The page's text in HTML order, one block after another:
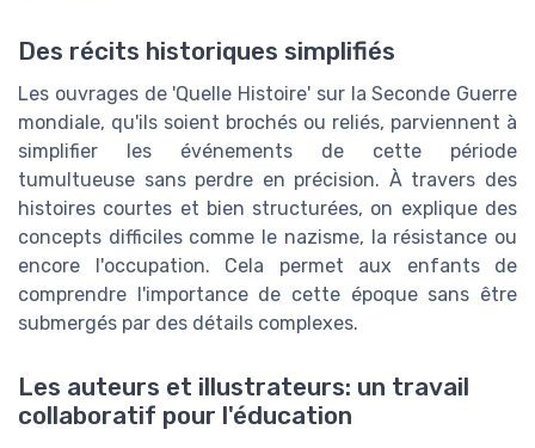
Des récits historiques simplifiés
Les ouvrages de 'Quelle Histoire' sur la Seconde Guerre
mondiale, qu'ils soient brochés ou reliés, parviennent à
simplifier les événements de cette période
tumultueuse sans perdre en précision. À travers des
histoires courtes et bien structurées, on explique des
concepts difficiles comme le nazisme, la résistance ou
encore l'occupation. Cela permet aux enfants de
comprendre l'importance de cette époque sans être
submergés par des détails complexes.
Les auteurs et illustrateurs: un travail
collaboratif pour l'éducation